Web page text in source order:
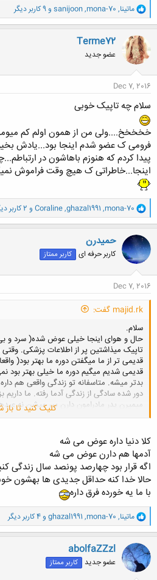
و
ا
ک
ن
ش
ه
ا
ماتینا,
mona-70
,
sanijoon و 9 کاربر دیگر
Terme72
عضو جدید
Dec 7, 2016
سلام چه تاپیک خوبی​
خخخخخ....ولی من از همون اولم کم
فرومی ک عضو شدم اینجا بود...یادش
پیدا کردم که هنوزم باهاشون در
اینجا...خاطراتی ک هیچ وقت فراموش
و
ا
ک
ن
ش
ه
ا
mona-70
,
ghazal1991
,
Coraline و 2 کاربر دیگر
حميدرن
کاربر حرفه ای کاربر ممتاز
Dec 7, 2016
majid.rk گفت:
سلام.
حال و هوای اینجا خیلی عوض شده( سرد و
تاپیک میذاشتین پر از اطلاعات پزشکی.
قدیمی تر از ما میگفتن دوره ما بهتر بود(
قدیمی شدیم میگیم دوره ما خیلی بهتر بود
بدتر میشه. متاسفانه تو زندگی واقعی هم
دور شده سادگی از زندگی آدما رفته. ما
میمیرن پدر مادرامون دارن پیر میشن نه
عروسی ها نه مهونی ها و... بابا اصلا اینا
آخه. اصلا چرا یهو همه چی رفت......!
کلیک کنید تا باز
کلا دنیا داره عوض می شه
آدمها هم دارن عوض می شه
اگه قرار بود چهارصد پونصد سال زندگی
حالا خدا کنه حداقل جدیدی ها بهشون
با ما یه خورده فرق داره
و
ا
ک
ن
ش
ه
ا
ماتینا,
mona-70
,
ghazal1991 و 4 کاربر دیگر
abolfaZZzl
عضو جدید کاربر ممتاز